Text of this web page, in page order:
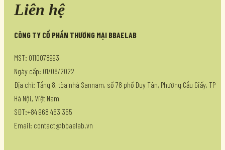
Liên hệ
CÔNG TY CỔ PHẦN THƯƠNG MẠI BBAELAB
MST: 0110078993
Ngày cấp: 01/08/2022
Địa chỉ: Tầng 8, tòa nhà Sannam, số 78 phố Duy Tân, Phường Cầu Giấy, TP
Hà Nội, Việt Nam
SĐT:+84 968 463 355
Email: contact@bbaelab.vn